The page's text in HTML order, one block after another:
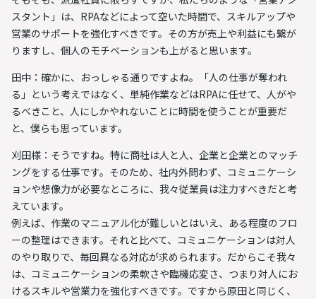
スタント」は、RPAなどによって空いた時間で、スキルアップや
営業のサポートを強化すべきです。 その方が売上や利益にも繋が
りますし、個人のモチベーションも上がると思います。
田中：確かに、おっしゃる通りですよね。「人の仕事が奪われ
る」という考えではなく、単純作業などはRPAに任せて、人がや
るべきこと、人にしかやれないことに時間を使うことが重要だ
と、僕らも思っています。
刈田様：そうですね。 特に商社は人と人、企業と企業とのマッチ
ングをする仕事です。 そのため、社内外問わず、コミュニケーシ
ョンや想像力が必要なところに、我々従業員は注力すべきだと考
えています。
例えば、作業のマニュアル化が難しいとはいえ、ある程度のフロ
ーの整理はできます。それと比べて、コミュニケーションは対人
のやり取りで、毎回異なる対応が求められます。だからこそ我々
は、コミュニケーションの柔軟さや臨機応変さ、つまり対人にお
けるスキルや営業力を強化すべきです。ですから原田と同じく、